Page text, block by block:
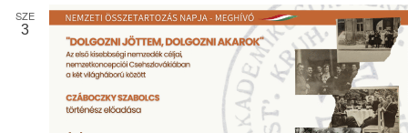
SZE
3